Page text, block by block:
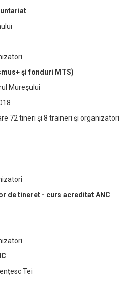
şi fonduri MTS)
Mureşului
72 tineri şi 8 traineri şi organizatori
de tineret - curs acreditat ANC
Tei